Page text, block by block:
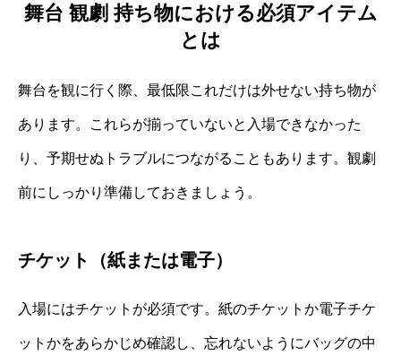
舞台 観劇 持ち物における必須アイテム
とは
舞台を観に行く際、最低限これだけは外せない持ち物が
あります。これらが揃っていないと入場できなかった
り、予期せぬトラブルにつながることもあります。観劇
前にしっかり準備しておきましょう。
チケット（紙または電子）
入場にはチケットが必須です。紙のチケットか電子チケ
ットかをあらかじめ確認し、忘れないようにバッグの中